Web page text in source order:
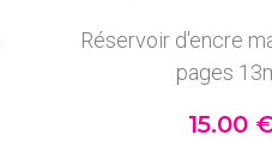
Réservoir d'encre
pages
15.00